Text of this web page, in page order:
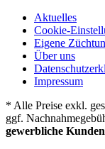
Aktuelles
Cookie-
Eigene
Über uns
Impressum
* Alle Preise exkl.
ggf.
gewerbliche